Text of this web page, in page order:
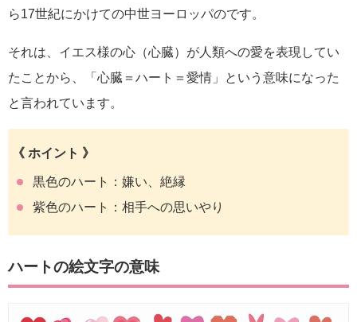
ら17世紀にかけての中世ヨーロッパのです。
それは、イエス様の心（心臓）が人類への愛を表現してい
たことから、「心臓＝ハート＝愛情」という意味になった
と言われています。
《 ホイント 》
黒色のハート：嫌い、絶縁
紫色のハート：相手への思いやり
ハートの絵文字の意味